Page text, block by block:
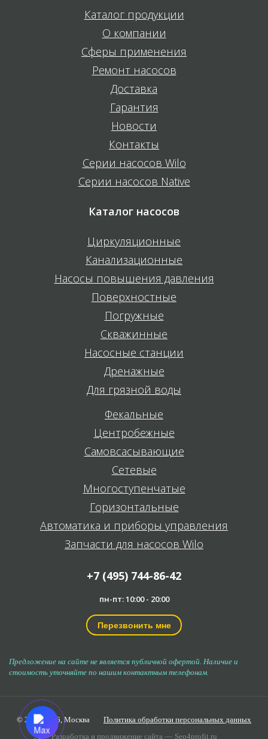
Каталог продукции
О компании
Сферы применения
Ремонт насосов
Доставка
Гарантия
Новости
Контакты
Серии насосов Wilo
Серии насосов Native
Каталог насосов
Циркуляционные
Канализационные
Насосы повышения давления
Поверхностные
Погружные
Скважинные
Насосные станции
Дренажные
Для грязной воды
Фекальные
Центробежные
Самовсасывающие
Сетевые
Многоступенчатые
Горизонтальные
Автоматика и приборы управления
Запчасти для насосов Wilo
+7 (495) 744-86-42
пн-пт: 10:00 - 20:00
Перезвонить мне
Предложение на сайте не является публичной офертой. Наличие и
стоимость уточняйте по нашим контактным телефонам.
© 2006-2026,Москва
Политика обработки персональных данных
Разработка и продвижение сайта — Seo4profit.ru